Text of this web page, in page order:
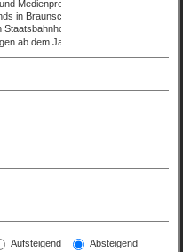
Aufsteigend
Absteigend